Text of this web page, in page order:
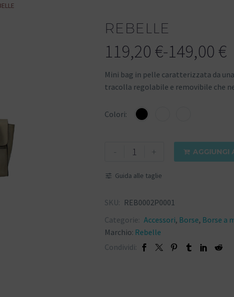
REBELLE
119,20 €-149,00 €
Mini bag in pelle caratterizzata da
tracolla regolabile e removibile che
Colori
- +  AGGIUNGI
Guida alle taglie
SKU: REB0002P0001
Categorie: Accessori, Borse, Borse a
Marchio: Rebelle
Condividi: